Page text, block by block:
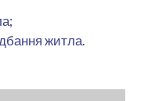
житла.